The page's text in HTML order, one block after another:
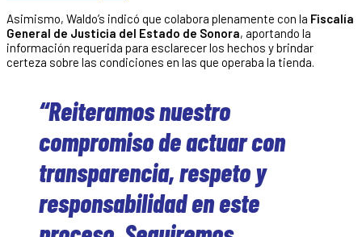
Asimismo, Waldo’s indicó que colabora plenamente con la Fiscalía
General de Justicia del Estado de Sonora, aportando la
información requerida para esclarecer los hechos y brindar
certeza sobre las condiciones en las que operaba la tienda.
“Reiteramos nuestro
compromiso de actuar con
transparencia, respeto y
responsabilidad en este